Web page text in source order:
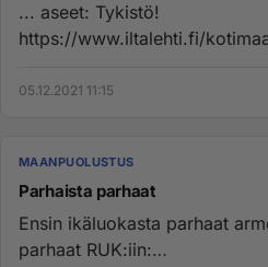
... aseet: Tykistö!
https://www.iltalehti.fi/
tyki...
05.12.2021 11:15
MAANPUOLUSTUS
Parhaista parhaat
Ensin ikäluokasta parhaat
parhaat RUK:iin: